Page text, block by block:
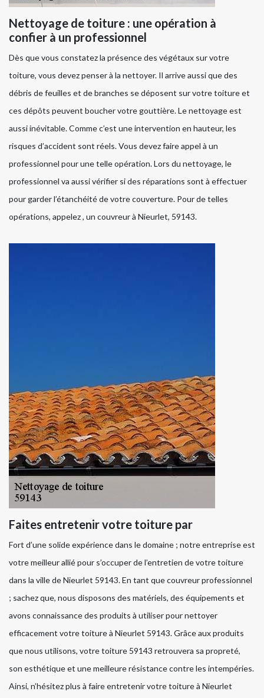
Nettoyage de toiture : une opération à
confier à un professionnel
Dès que vous constatez la présence des végétaux sur votre
toiture, vous devez penser à la nettoyer. Il arrive aussi que des
débris de feuilles et de branches se déposent sur votre toiture et
ces dépôts peuvent boucher votre gouttière. Le nettoyage est
aussi inévitable. Comme c’est une intervention en hauteur, les
risques d’accident sont réels. Vous devez faire appel à un
professionnel pour une telle opération. Lors du nettoyage, le
professionnel va aussi vérifier si des réparations sont à effectuer
pour garder l’étanchéité de votre couverture. Pour de telles
opérations, appelez , un couvreur à Nieurlet, 59143.
Faites entretenir votre toiture par
Fort d’une solide expérience dans le domaine ; notre entreprise est
votre meilleur allié pour s’occuper de l’entretien de votre toiture
dans la ville de Nieurlet 59143. En tant que couvreur professionnel
; sachez que, nous disposons des matériels, des équipements et
avons connaissance des produits à utiliser pour nettoyer
efficacement votre toiture à Nieurlet 59143. Grâce aux produits
que nous utilisons, votre toiture 59143 retrouvera sa propreté,
son esthétique et une meilleure résistance contre les intempéries.
Ainsi, n’hésitez plus à faire entretenir votre toiture à Nieurlet